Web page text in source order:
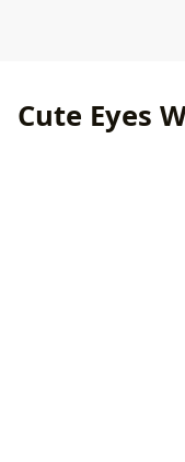
Cute Eyes